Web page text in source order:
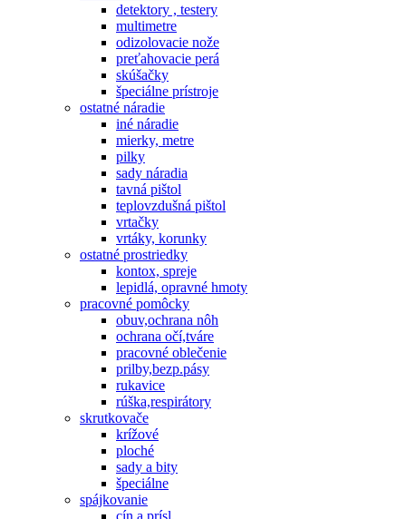
detektory , testery
multimetre
odizolovacie nože
preťahovacie perá
skúšačky
špeciálne prístroje
ostatné náradie
iné náradie
mierky, metre
pilky
sady náradia
tavná pištol
teplovzdušná pištol
vrtačky
vrtáky, korunky
ostatné prostriedky
kontox, spreje
lepidlá, opravné hmoty
pracovné pomôcky
obuv,ochrana nôh
ochrana očí,tváre
pracovné oblečenie
prilby,bezp.pásy
rukavice
rúška,respirátory
skrutkovače
krížové
ploché
sady a bity
špeciálne
spájkovanie
cín a prísl.